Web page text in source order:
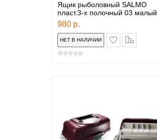
Ящик рыболовный SALMO
пласт.3-х полочный 03 малый
980 р.
в закладки